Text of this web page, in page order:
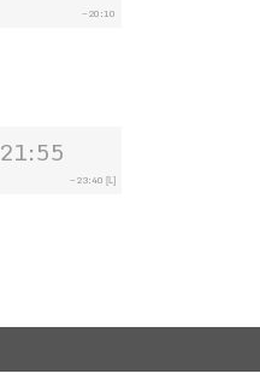
~ 20:10
21:55
~ 23:40 [L]